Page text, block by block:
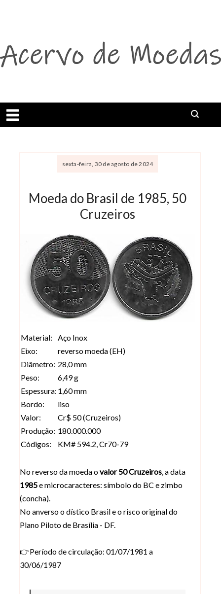
Abrir menu
Buscar
sexta-feira, 30 de agosto de 2024
Moeda do Brasil de 1985, 50
Cruzeiros
Material:
Eixo:
Diâmetro:
Peso:
Espessura:
Bordo:
Valor:
Produção:
Códigos:
Aço Inox
reverso moeda (EH)
28,0 mm
6,49 g
1,60 mm
liso
Cr$ 50 (Cruzeiros)
180.000.000
KM# 594.2, Cr70-79
No reverso da moeda ovalor 50 Cruzeiros, a data
1985e microcaracteres: símbolo do BC e zimbo
(concha).
No anverso o dístico Brasil e o risco original do
Plano Piloto de Brasília - DF.
👉Período de circulação: 01/07/1981 a
30/06/1987